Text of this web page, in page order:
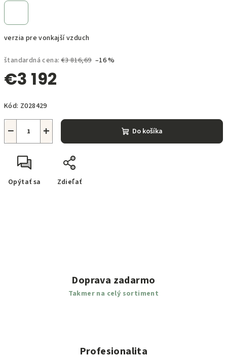
verzia pre vonkajší vzduch
štandardná cena: €3 816,69 –16 %
€3 192
cena:
Kód: Z028429
+
− Do košíka
Opýtať sa Zdieľať
A
R
M
Doprava zadarmo
Takmer na celý sortiment
Profesionalita